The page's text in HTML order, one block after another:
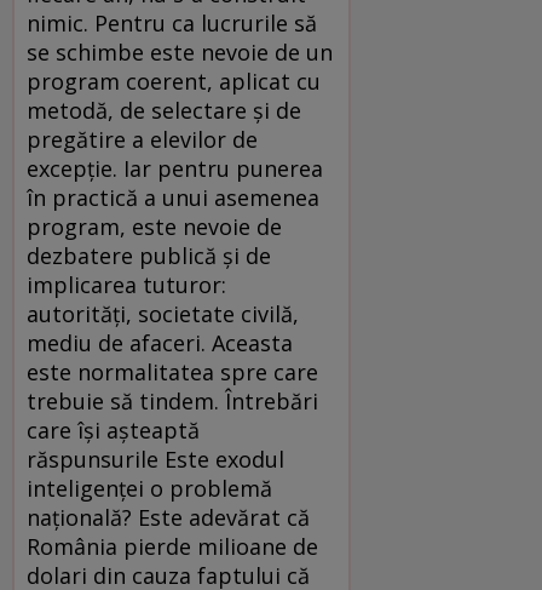
nimic. Pentru ca lucrurile să
se schimbe este nevoie de un
program coerent, aplicat cu
metodă, de selectare şi de
pregătire a elevilor de
excepţie. Iar pentru punerea
în practică a unui asemenea
program, este nevoie de
dezbatere publică şi de
implicarea tuturor:
autorităţi, societate civilă,
mediu de afaceri. Aceasta
este normalitatea spre care
trebuie să tindem. Întrebări
care îşi aşteaptă
răspunsurile Este exodul
inteligenţei o problemă
naţională? Este adevărat că
România pierde milioane de
dolari din cauza faptului că